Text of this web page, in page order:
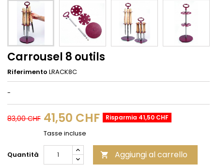
Carrousel 8 outils
Riferimento LRACK8C
-
83,00 CHF 41,50 CHF Risparmia 41,50 CHF
Tasse incluse
Quantità  Aggiungi al carrello